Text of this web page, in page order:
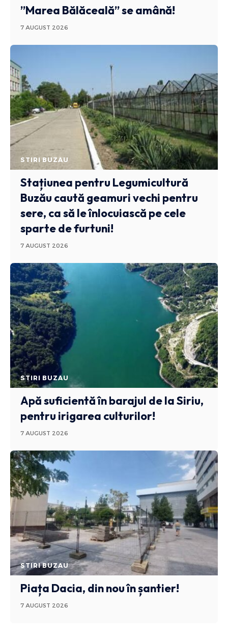
”Marea Bălăceală” se amână!
7 AUGUST 2026
STIRI BUZAU
Stațiunea pentru Legumicultură
Buzău caută geamuri vechi pentru
sere, ca să le înlocuiască pe cele
sparte de furtuni!
7 AUGUST 2026
STIRI BUZAU
Apă suficientă în barajul de la Siriu,
pentru irigarea culturilor!
7 AUGUST 2026
STIRI BUZAU
Piața Dacia, din nou în șantier!
7 AUGUST 2026